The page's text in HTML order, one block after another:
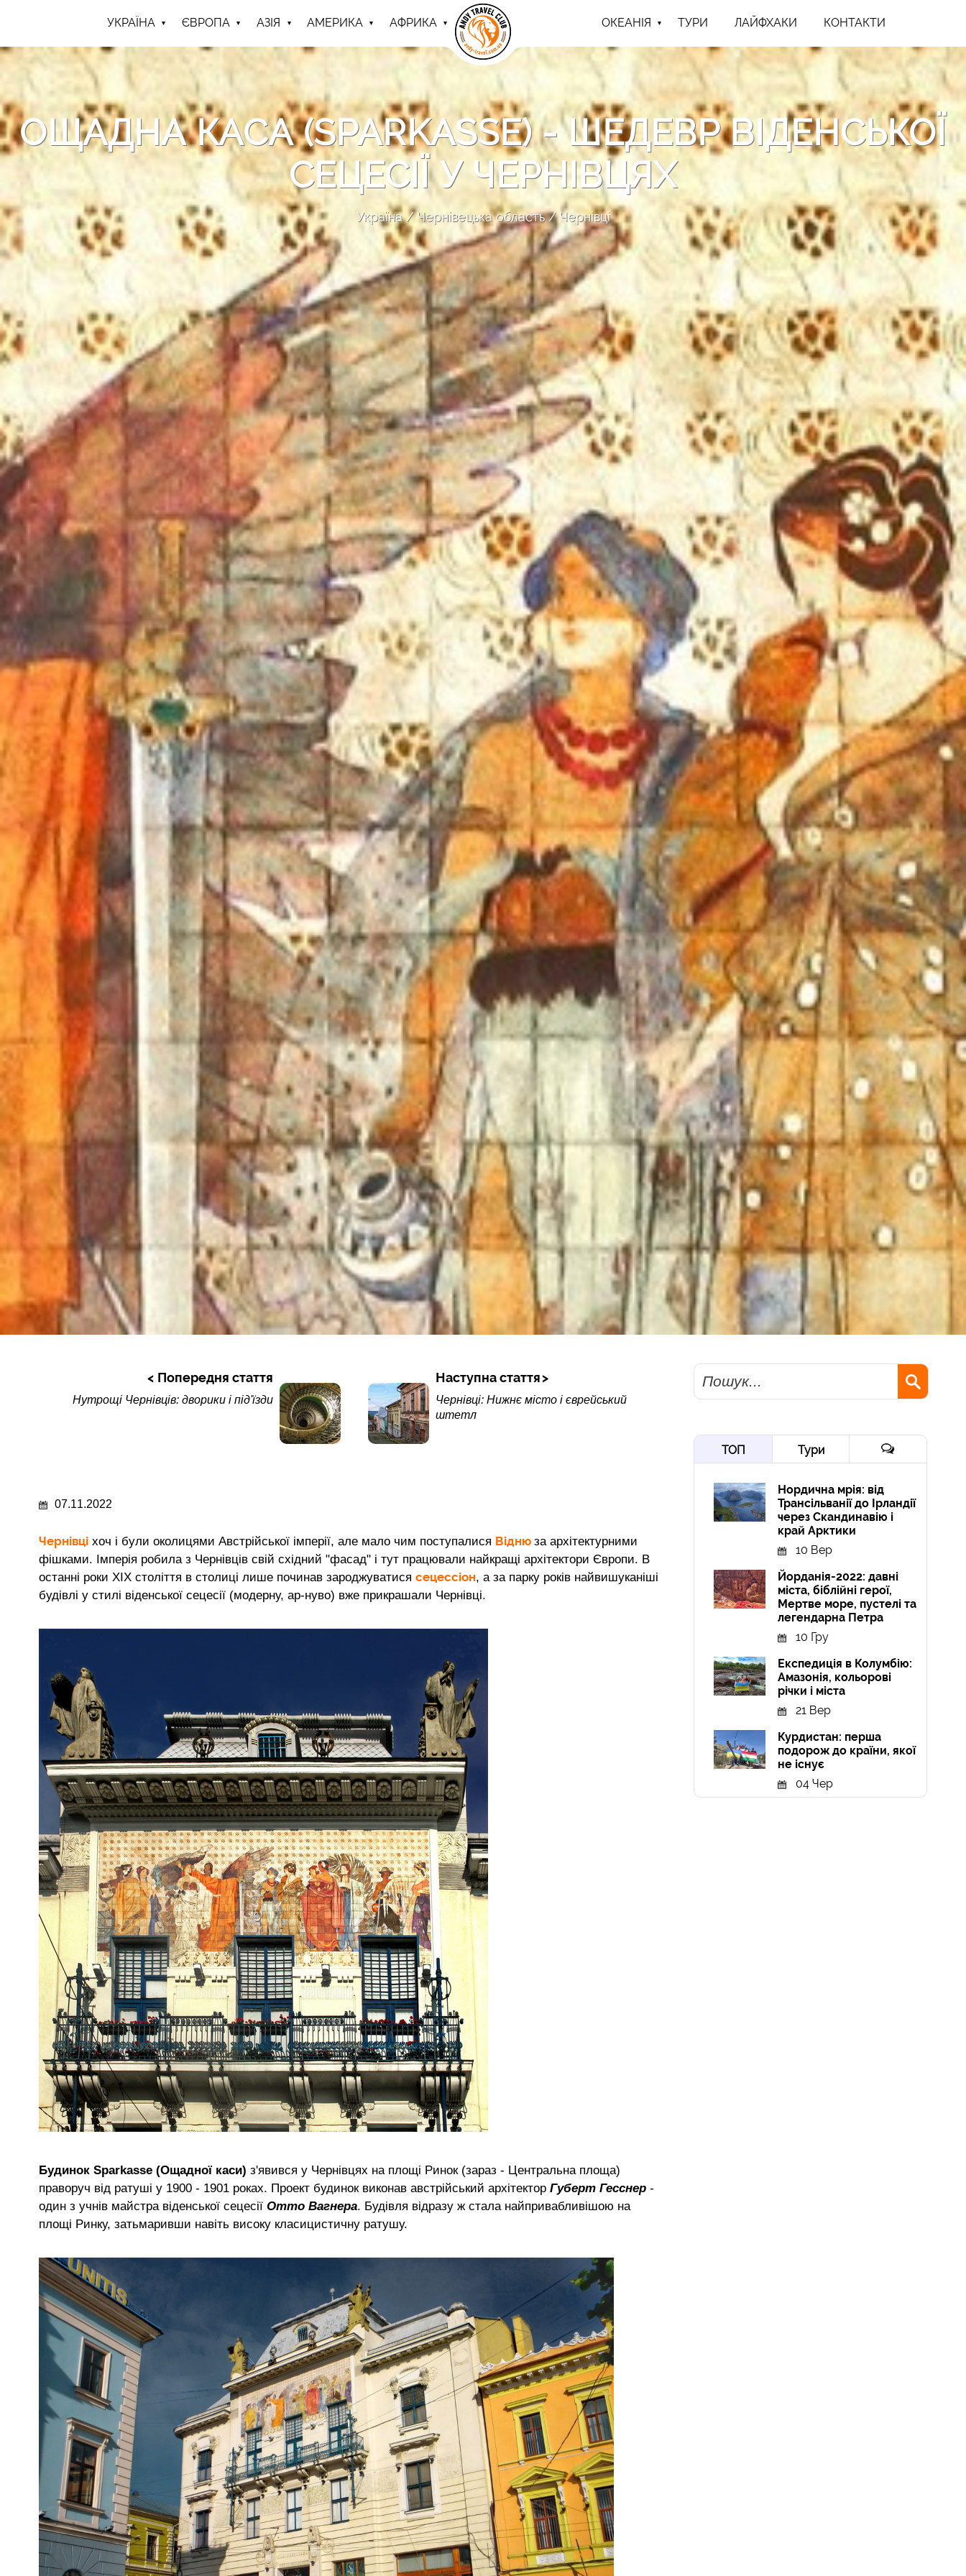
УКРАЇНА ЄВРОПА АЗІЯ АМЕРИКА АФРИКА ОКЕАНІЯ ТУРИ ЛАЙФХАКИ КОНТАКТИ
ОЩАДНА КАСА (SPARKASSE) - ШЕДЕВР ВІДЕНСЬКОЇ
СЕЦЕСІЇ У ЧЕРНІВЦЯХ
Україна Чернівецька область Чернівці
Попередня стаття
Нутрощі Чернівців: дворики і під'їзди
Наступна стаття
Чернівці: Нижнє місто і єврейський
штетл
07.11.2022
Чернівці хоч і були околицями Австрійської імперії, але мало чим поступалися Відню за архітектурними
фішками. Імперія робила з Чернівців свій східний "фасад" і тут працювали найкращі архітектори Європи. В
останні роки ХІХ століття в столиці лише починав зароджуватися сецессіон, а за парку років найвишуканіші
будівлі у стилі віденської сецесії (модерну, ар-нуво) вже прикрашали Чернівці.
Будинок Sparkasse (Ощадної каси) з'явився у Чернівцях на площі Ринок (зараз - Центральна площа)
праворуч від ратуші у 1900 - 1901 роках. Проект будинок виконав австрійський архітектор Губерт Гесснер -
один з учнів майстра віденської сецесії Отто Вагнера. Будівля відразу ж стала найпривабливішою на
площі Ринку, затьмаривши навіть високу класицистичну ратушу.
Пошук
ТОП Тури
Нордична мрія: від
Трансільванії до Ірландії
через Скандинавію і
край Арктики
10 Вер
Йорданія-2022: давні
міста, біблійні герої,
Мертве море, пустелі та
легендарна Петра
10 Гру
Експедиція в Колумбію:
Амазонія, кольорові
річки і міста
21 Вер
Курдистан: перша
подорож до країни, якої
не існує
04 Чер